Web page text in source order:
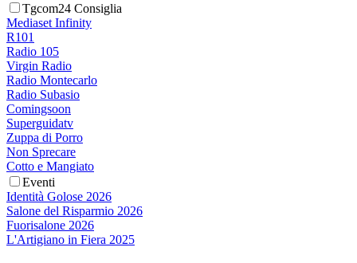
Tgcom24 Consiglia
Mediaset Infinity
R101
Radio 105
Virgin Radio
Radio Montecarlo
Radio Subasio
Comingsoon
Superguidatv
Zuppa di Porro
Non Sprecare
Cotto e Mangiato
Eventi
Identità Golose 2026
Salone del Risparmio 2026
Fuorisalone 2026
L'Artigiano in Fiera 2025